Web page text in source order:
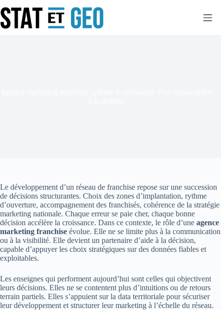
au
contenu
Le développement d’un réseau de franchise repose sur une succession
de décisions structurantes. Choix des zones d’implantation, rythme
d’ouverture, accompagnement des franchisés, cohérence de la stratégie
marketing nationale. Chaque erreur se paie cher, chaque bonne
décision accélère la croissance. Dans ce contexte, le rôle d’une agence
marketing franchise évolue. Elle ne se limite plus à la communication
ou à la visibilité. Elle devient un partenaire d’aide à la décision,
capable d’appuyer les choix stratégiques sur des données fiables et
exploitables.
Les enseignes qui performent aujourd’hui sont celles qui objectivent
leurs décisions. Elles ne se contentent plus d’intuitions ou de retours
terrain partiels. Elles s’appuient sur la data territoriale pour sécuriser
leur développement et structurer leur marketing à l’échelle du réseau.